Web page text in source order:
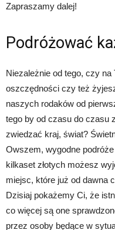
Zapraszamy dalej!
Podróżować
Niezależnie od tego, czy
oszczędności czy też
naszych rodaków od
tego by od czasu do czasu
zwiedzać kraj, świat?
Owszem, wygodne
kilkaset złotych możesz
miejsc, które już od dawna
Dzisiaj pokażemy Ci, że
co więcej są one
przez osoby będące w